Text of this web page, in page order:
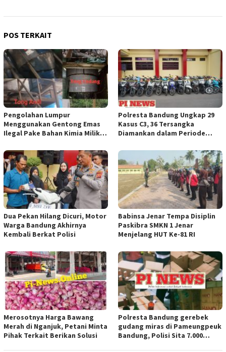
POS TERKAIT
Pengolahan Lumpur
Menggunakan Gentong Emas
Ilegal Pake Bahan Kimia Milik
Aparat Penegak Hukum ( APH )
Jangan Sampai Diam Saja
Polresta Bandung Ungkap 29
Kasus C3, 36 Tersangka
Diamankan dalam Periode
Dua Pekan Hilang Dicuri, Motor
Warga Bandung Akhirnya
Kembali Berkat Polisi
Babinsa Jenar Tempa Disiplin
Paskibra SMKN 1 Jenar
Menjelang HUT Ke-81 RI
Merosotnya Harga Bawang
Merah di Nganjuk, Petani Minta
Pihak Terkait Berikan Solusi
Polresta Bandung gerebek
gudang miras di Pameungpeuk
Bandung, Polisi Sita 7.000